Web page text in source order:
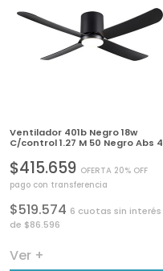
Ventilador 401b Negro 18w
C/control 1.27 M 50 Negro Abs 4
$415.659 OFERTA 20% OFF
pago con transferencia
$519.574 6 cuotas sin interés
de $86.596
Ver +